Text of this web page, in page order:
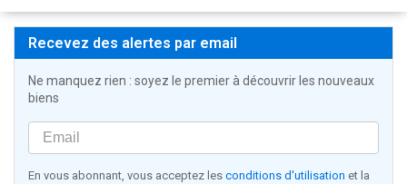
Recevez des alertes par email
Ne manquez rien : soyez le premier à découvrir les nouveaux
biens
En vous abonnant, vous acceptez les conditions d'utilisation et la